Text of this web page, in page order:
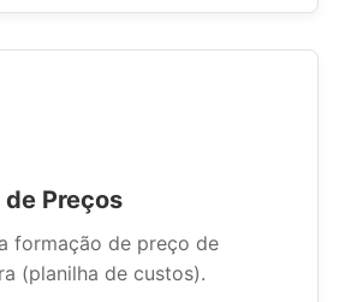
Preços
formação de preço de
(planilha de custos).